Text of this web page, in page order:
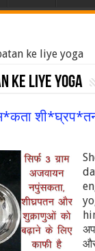
ke liye yoga
ke liye yoga